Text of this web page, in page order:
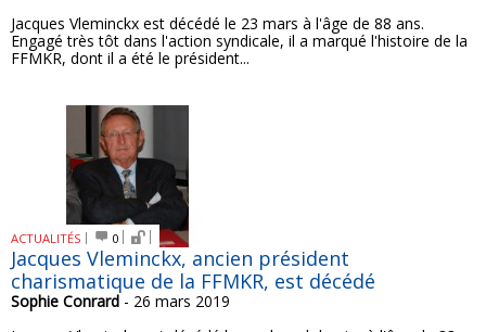
Jacques Vleminckx est décédé le 23 mars à l'âge de 88 ans.
Engagé très tôt dans l'action syndicale, il a marqué l'histoire de la
FFMKR, dont il a été le président...
ACTUALITÉS 0
Jacques Vleminckx, ancien président
charismatique de la FFMKR, est décédé
Sophie Conrard - 26 mars 2019